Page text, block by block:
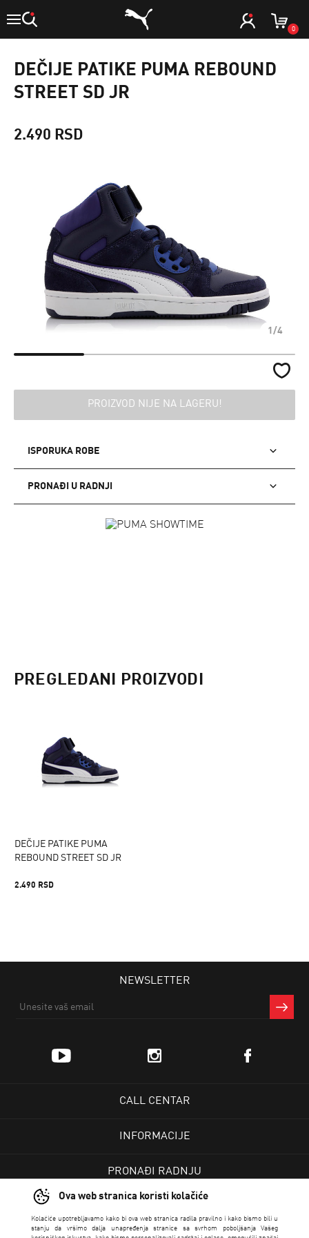
0
Ova web stranica koristi kolačiće
Kolačiće upotrebljavamo kako bi ova web stranica radila pravilno i kako bismo bili u
stanju da vršimo dalja unapređenja stranice sa svrhom poboljšanja Vašeg
DEČIJE PATIKE PUMA REBOUND
STREET SD JR
2.490 RSD
1/4
PROIZVOD NIJE NA LAGERU!
ISPORUKA ROBE
PRONAĐI U RADNJI
PREGLEDANI PROIZVODI
DEČIJE PATIKE PUMA
REBOUND STREET SD JR
2.490 RSD
NEWSLETTER
CALL CENTAR
INFORMACIJE
PRONAĐI RADNJU